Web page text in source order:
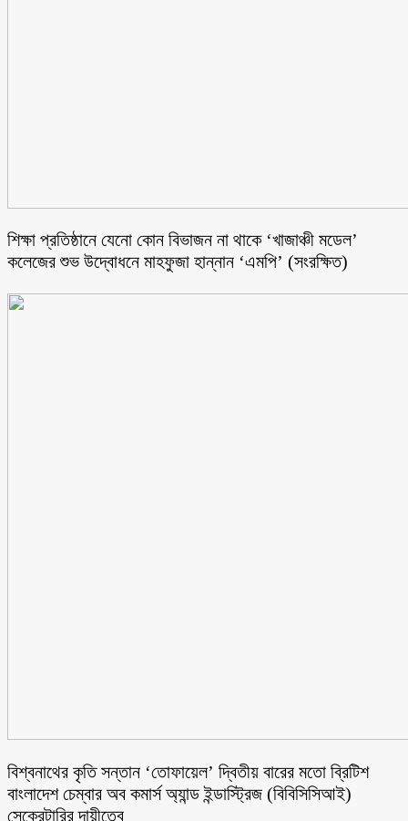
শিক্ষা প্রতিষ্ঠানে যেনো কোন বিভাজন না থাকে ‘খাজাঞ্চী মডেল’
কলেজের শুভ উদ্বোধনে মাহফুজা হান্নান ‘এমপি’ (সংরক্ষিত)
বিশ্বনাথের কৃতি সন্তান ‘তোফায়েল’ দ্বিতীয় বারের মতো ব্রিটিশ
বাংলাদেশ চেম্বার অব কমার্স অ্যান্ড ইন্ডাস্ট্রিজ (বিবিসিসিআই)
সেক্রেটারির দায়ীত্বে